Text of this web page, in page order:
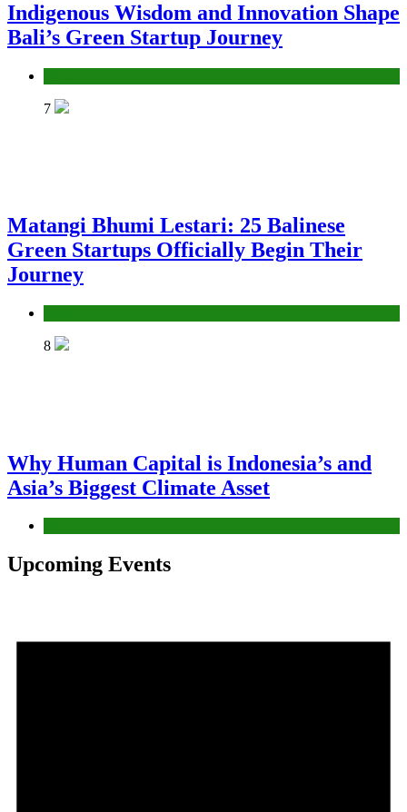
Indigenous Wisdom and Innovation Shape
Bali’s Green Startup Journey
7
Matangi Bhumi Lestari: 25 Balinese
Green Startups Officially Begin Their
Journey
8
Why Human Capital is Indonesia’s and
Asia’s Biggest Climate Asset
Upcoming Events